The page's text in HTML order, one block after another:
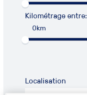
Kilométrage entre:
0km
Localisation